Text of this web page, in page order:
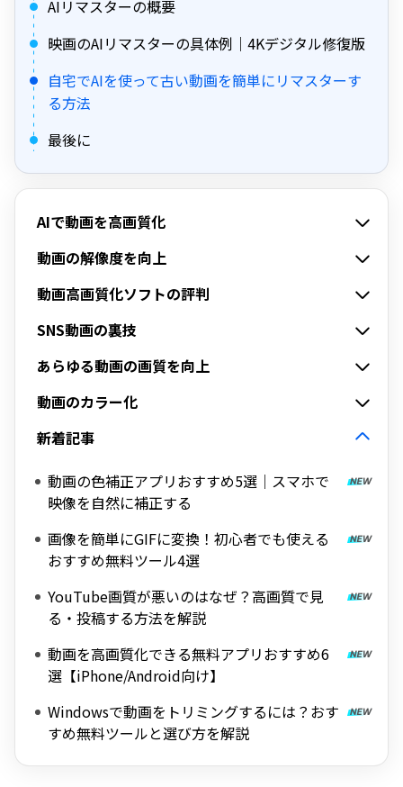
AIリマスターの概要
映画のAIリマスターの具体例｜4Kデジタル修復版
自宅でAIを使って古い動画を簡単にリマスターす
る方法
最後に
AIで動画を高画質化
動画の解像度を向上
動画高画質化ソフトの評判
SNS動画の裏技
あらゆる動画の画質を向上
動画のカラー化
新着記事
動画の色補正アプリおすすめ5選｜スマホで
映像を自然に補正する
画像を簡単にGIFに変換！初心者でも使える
おすすめ無料ツール4選
YouTube画質が悪いのはなぜ？高画質で見
る・投稿する方法を解説
動画を高画質化できる無料アプリおすすめ6
選【iPhone/Android向け】
Windowsで動画をトリミングするには？おす
すめ無料ツールと選び方を解説